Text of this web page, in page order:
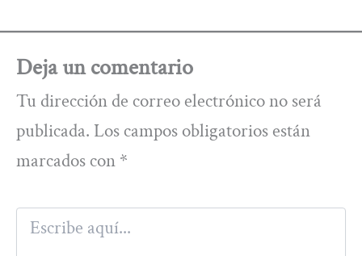
Deja un comentario
Tu dirección de correo electrónico no será
publicada. Los campos obligatorios están
marcados con *
aquí...